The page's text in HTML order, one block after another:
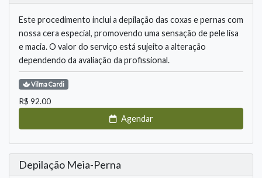
Este procedimento inclui a depilação das coxas e pernas com
nossa cera especial, promovendo uma sensação de pele lisa
e macia. O valor do serviço está sujeito a alteração
dependendo da avaliação da profissional.
VilmaCardi
R$ 92.00
Agendar
Depilação Meia-Perna